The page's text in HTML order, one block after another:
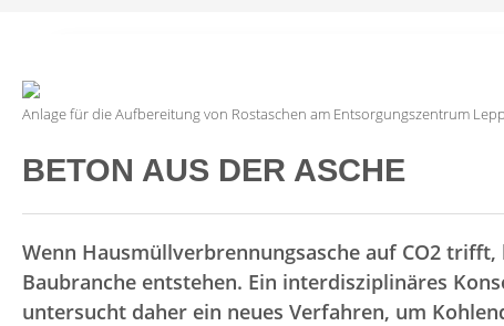
Anlage für die Aufbereitung von Rostaschen am Entsorgungszentrum
BETON AUS DER ASCHE
Wenn Hausmüllverbrennungsasche auf CO2
Baubranche entstehen. Ein interdisziplinäres
untersucht daher ein neues Verfahren, um